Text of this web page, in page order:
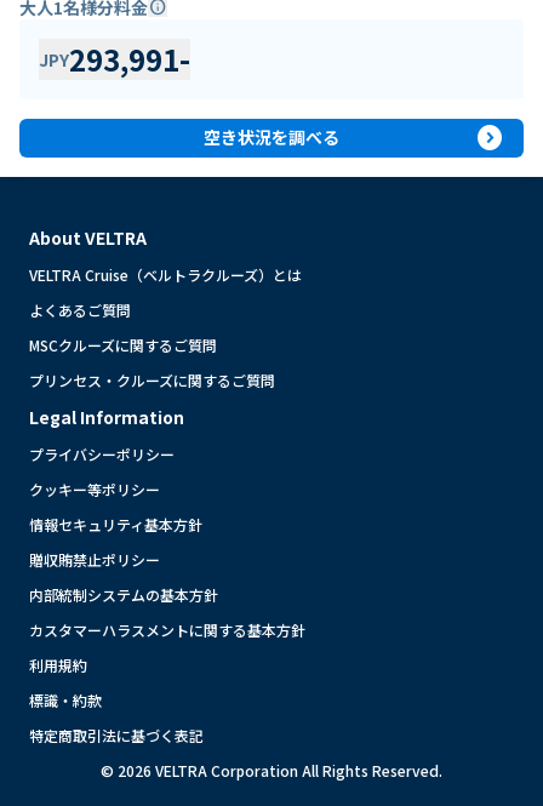
大人1名様分料金info
JPY293,991-
空き状況を調べる expand_circle_right
About VELTRA
VELTRA Cruise（ベルトラクルーズ）とは
よくあるご質問
MSCクルーズに関するご質問
プリンセス・クルーズに関するご質問
Legal Information
プライバシーポリシー
クッキー等ポリシー
情報セキュリティ基本方針
贈収賄禁止ポリシー
内部統制システムの基本方針
カスタマーハラスメントに関する基本方針
利用規約
標識・約款
特定商取引法に基づく表記
© 2026 VELTRA Corporation All Rights Reserved.